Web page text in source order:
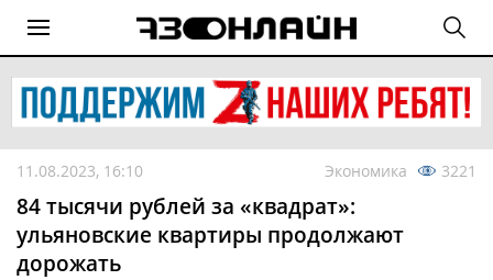
11.08.2023, 16:10 Экономика 3221
84 тысячи рублей за «квадрат»:
ульяновские квартиры продолжают
дорожать